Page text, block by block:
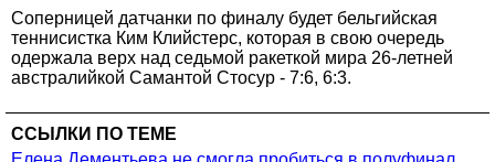
Соперницей датчанки по финалу будет бельгийская
теннисистка Ким Клийстерс, которая в свою очередь
одержала верх над седьмой ракеткой мира 26-летней
австралийкой Самантой Стосур - 7:6, 6:3.
ССЫЛКИ ПО ТЕМЕ